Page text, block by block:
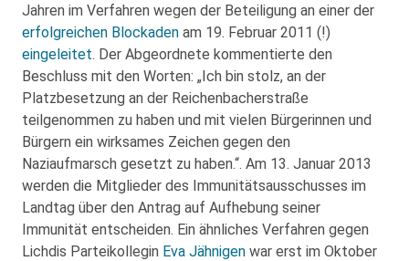
Jahren im Verfahren wegen der Beteiligung an einer der
erfolgreichen Blockaden am 19. Februar 2011 (!)
eingeleitet. Der Abgeordnete kommentierte den
Beschluss mit den Worten: „Ich bin stolz, an der
Platzbesetzung an der Reichenbacherstraße
teilgenommen zu haben und mit vielen Bürgerinnen und
Bürgern ein wirksames Zeichen gegen den
Naziaufmarsch gesetzt zu haben.“. Am 13. Januar 2013
werden die Mitglieder des Immunitätsausschusses im
Landtag über den Antrag auf Aufhebung seiner
Immunität entscheiden. Ein ähnliches Verfahren gegen
Lichdis Parteikollegin Eva Jähnigen war erst im Oktober